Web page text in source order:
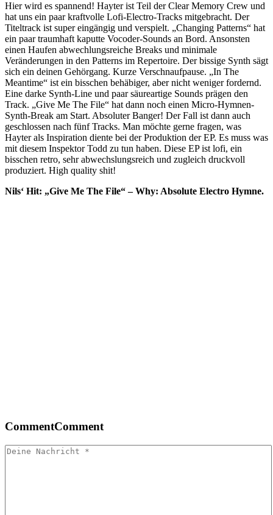
Hier wird es spannend! Hayter ist Teil der Clear Memory Crew und
hat uns ein paar kraftvolle Lofi-Electro-Tracks mitgebracht. Der
Titeltrack ist super eingängig und verspielt. „Changing Patterns“ hat
ein paar traumhaft kaputte Vocoder-Sounds an Bord. Ansonsten
einen Haufen abwechlungsreiche Breaks und minimale
Veränderungen in den Patterns im Repertoire. Der bissige Synth sägt
sich ein deinen Gehörgang. Kurze Verschnaufpause. „In The
Meantime“ ist ein bisschen behäbiger, aber nicht weniger fordernd.
Eine darke Synth-Line und paar säureartige Sounds prägen den
Track. „Give Me The File“ hat dann noch einen Micro-Hymnen-
Synth-Break am Start. Absoluter Banger! Der Fall ist dann auch
geschlossen nach fünf Tracks. Man möchte gerne fragen, was
Hayter als Inspiration diente bei der Produktion der EP. Es muss was
mit diesem Inspektor Todd zu tun haben. Diese EP ist lofi, ein
bisschen retro, sehr abwechslungsreich und zugleich druckvoll
produziert. High quality shit!
Nils‘ Hit: „Give Me The File“ – Why: Absolute Electro Hymne.
CommentComment